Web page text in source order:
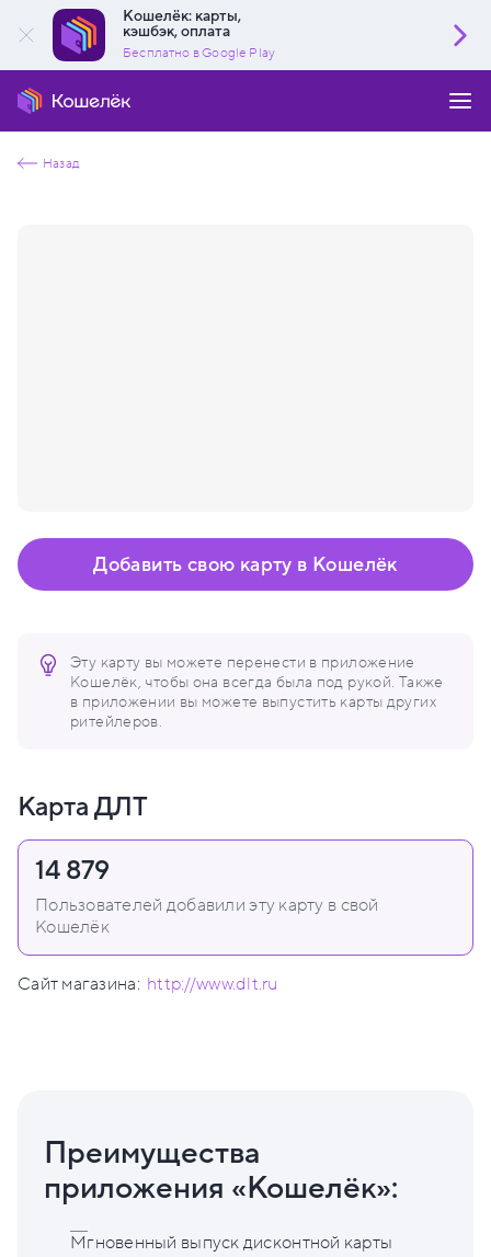
Кошелёк: карты,
кэшбэк, оплата
Бесплатно в Google Play
Назад
Эту карту вы можете перенести в приложение
Кошелёк, чтобы она всегда была под рукой. Также
в приложении вы можете выпустить карты других
ритейлеров.
Добавить свою карту в Кошелёк
Карта ДЛТ
14 879
Пользователей добавили эту карту в свой
Кошелёк
Сайт магазина: http://www.dlt.ru
Преимущества
приложения «Кошелёк»:
Мгновенный выпуск дисконтной карты